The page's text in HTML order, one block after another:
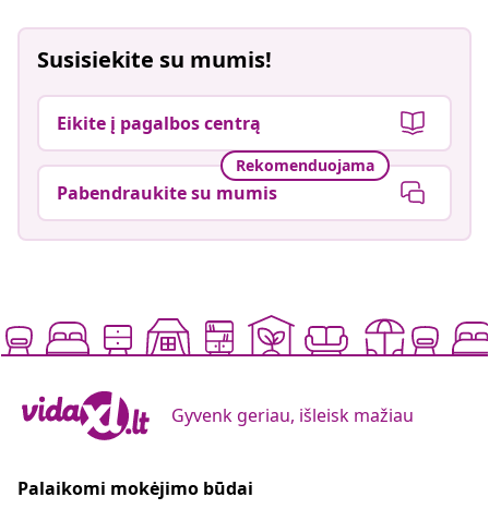
Susisiekite su mumis!
Eikite į pagalbos centrą
Rekomenduojama
Pabendraukite su mumis
Gyvenk geriau, išleisk mažiau
Palaikomi mokėjimo būdai